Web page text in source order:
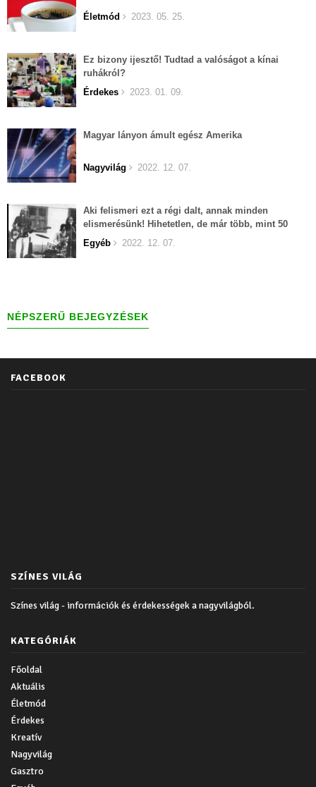
Életmód 2023. 05. 25.
Ez bizony ijesztő! Tudtad a valóságot a kínai
ruhákról?
Érdekes
2023. 01. 09.
Magyar lányon ámult egész Amerika
Nagyvilág 2022. 12. 07.
Aki felismeri ezt a régi dalt, annak minden
elismerésünk! Hihetetlen, de már több, mint 50
éves...
Egyéb 2022. 12. 07.
NÉPSZERŰ BEJEGYZÉSEK
FACEBOOK
SZÍNES VILÁG
Színes világ - információk és érdekességek a nagyvilágból.
KATEGÓRIÁK
Főoldal
Aktuális
Életmód
Érdekes
Kreatív
Nagyvilág
Gasztro